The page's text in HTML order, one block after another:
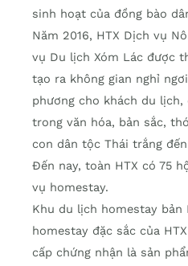
sinh hoạt của đồng bào
Năm 2016, HTX Dịch vụ
vụ Du lịch Xóm Lác được
tạo ra không gian nghỉ
phương cho khách du
trong văn hóa, bản sắc,
con dân tộc Thái trắng
Đến nay, toàn HTX có 75
vụ homestay.
Khu du lịch homestay bản
homestay đặc sắc của
cấp chứng nhận là sản